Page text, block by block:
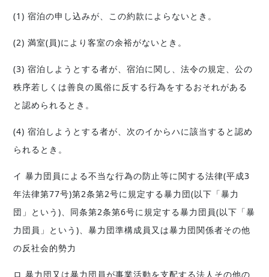
(1) 宿泊の申し込みが、この約款によらないとき。
(2) 満室(員)により客室の余裕がないとき。
(3) 宿泊しようとする者が、宿泊に関し、法令の規定、公の
秩序若しくは善良の風俗に反する行為をするおそれがある
と認められるとき。
(4) 宿泊しようとする者が、次のイからハに該当すると認め
られるとき。
イ 暴力団員による不当な行為の防止等に関する法律(平成3
年法律第77号)第2条第2号に規定する暴力団(以下「暴力
団」という)、同条第2条第6号に規定する暴力団員(以下「暴
力団員」という)、暴力団準構成員又は暴力団関係者その他
の反社会的勢力
ロ 暴力団又は暴力団員が事業活動を支配する法人その他の